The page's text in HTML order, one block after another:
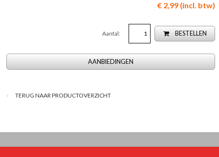
€ 2,99 (incl. btw)
Aantal: BESTELLEN
AANBIEDINGEN
TERUG NAAR PRODUCTOVERZICHT